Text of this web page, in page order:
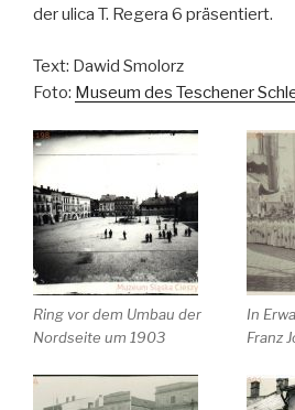
der ulica T. Regera 6 präsentiert.
Text: Dawid Smolorz
Foto: Museum des Teschener
Ring vor dem Umbau der
Nordseite um 1903
In
Franz